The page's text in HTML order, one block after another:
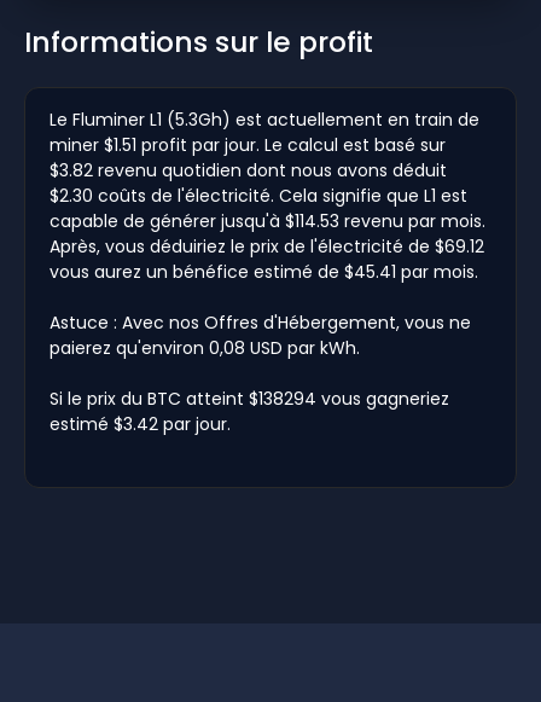
Informations sur le profit
Le Fluminer L1 (5.3Gh) est actuellement en train de
miner $1.51 profit par jour. Le calcul est basé sur
$3.82 revenu quotidien dont nous avons déduit
$2.30 coûts de l'électricité. Cela signifie que L1 est
capable de générer jusqu'à $114.53 revenu par mois.
Après, vous déduiriez le prix de l'électricité de $69.12
vous aurez un bénéfice estimé de $45.41 par mois.
Astuce : Avec nos Offres d'Hébergement, vous ne
paierez qu'environ 0,08 USD par kWh.
Si le prix du BTC atteint $138294 vous gagneriez
estimé $3.42 par jour.